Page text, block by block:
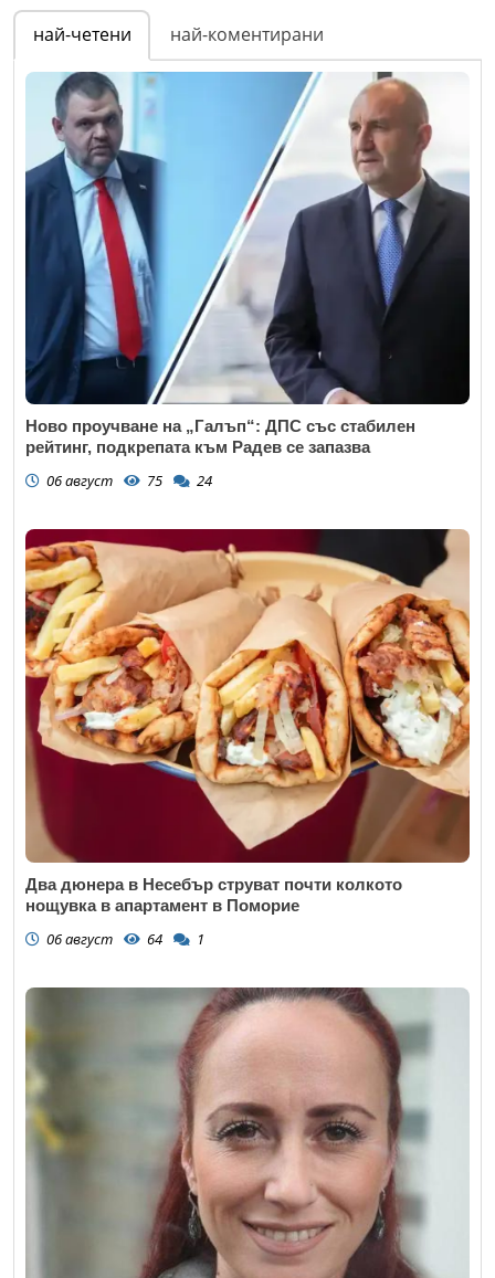
най-четени най-коментирани
Ново проучване на „Галъп“: ДПС със стабилен
рейтинг, подкрепата към Радев се запазва
06 август 75 24
Два дюнера в Несебър струват почти колкото
нощувка в апартамент в Поморие
06 август 64 1